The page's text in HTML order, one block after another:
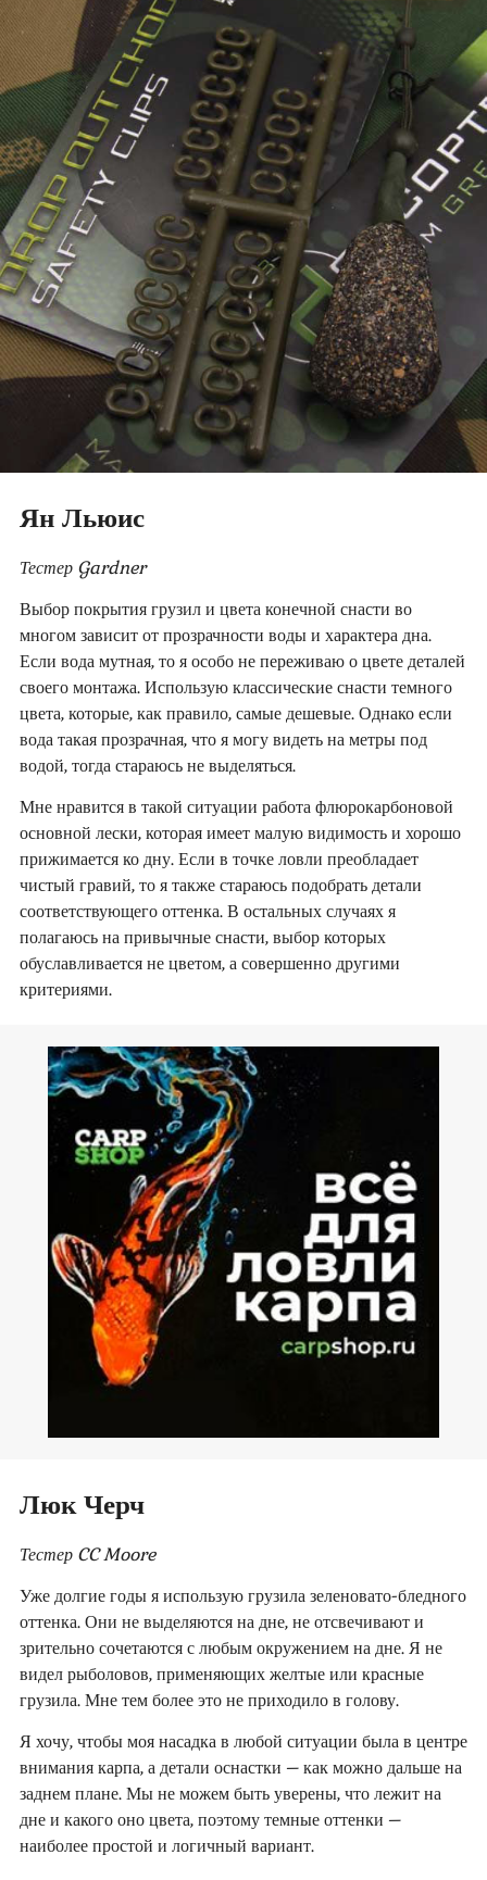
Ян Льюис
Тестер Gardner
Выбор покрытия грузил и цвета конечной снасти во
многом зависит от прозрачности воды и характера дна.
Если вода мутная, то я особо не переживаю о цвете деталей
своего монтажа. Использую классические снасти темного
цвета, которые, как правило, самые дешевые. Однако если
вода такая прозрачная, что я могу видеть на метры под
водой, тогда стараюсь не выделяться.
Мне нравится в такой ситуации работа флюрокарбоновой
основной лески, которая имеет малую видимость и хорошо
прижимается ко дну. Если в точке ловли преобладает
чистый гравий, то я также стараюсь подобрать детали
соответствующего оттенка. В остальных случаях я
полагаюсь на привычные снасти, выбор которых
обуславливается не цветом, а совершенно другими
критериями.
Люк Черч
Тестер CC Moore
Уже долгие годы я использую грузила зеленовато-бледного
оттенка. Они не выделяются на дне, не отсвечивают и
зрительно сочетаются с любым окружением на дне. Я не
видел рыболовов, применяющих желтые или красные
грузила. Мне тем более это не приходило в голову.
Я хочу, чтобы моя насадка в любой ситуации была в центре
внимания карпа, а детали оснастки – как можно дальше на
заднем плане. Мы не можем быть уверены, что лежит на
дне и какого оно цвета, поэтому темные оттенки –
наиболее простой и логичный вариант.